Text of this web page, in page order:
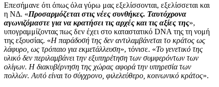
Επεσήμανε ότι όπως όλα γύρω μας εξελίσσονται, εξελίσσεται και
η ΝΔ. «Προσαρμόζεται στις νέες συνθήκες. Ταυτόχρονα
αγωνιζόμαστε για να κρατήσει τις αρχές και τις αξίες της»,
υπογραμμίζοντας πως δεν έχει στο καταστατικό DNA της τη νομή
της εξουσίας. «Η παράδοσή της δεν αντιλαμβάνεται το κράτος ως
λάφυρο, ως τρόπαιο για εκμετάλλευση», τόνισε. «Το γενετικό της
υλικό δεν περιλαμβάνει την εξυπηρέτηση των συμφερόντων των
ολίγων. Η διακυβέρνηση της χώρας αφορά την υπηρεσία των
πολλών. Αυτό είναι το σύγχρονο, φιλελεύθερο, κοινωνικό κράτος».